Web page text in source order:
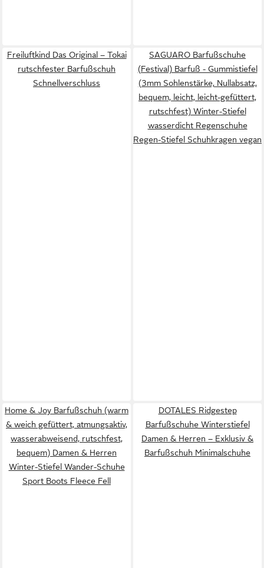
Freiluftkind Das Original – Tokai
rutschfester Barfußschuh
Schnellverschluss
SAGUARO Barfußschuhe
(Festival) Barfuß - Gummistiefel
(3mm Sohlenstärke, Nullabsatz,
bequem, leicht, leicht-gefüttert,
rutschfest) Winter-Stiefel
wasserdicht Regenschuhe
Regen-Stiefel Schuhkragen vegan
Home & Joy Barfußschuh (warm
& weich gefüttert, atmungsaktiv,
wasserabweisend, rutschfest,
bequem) Damen & Herren
Winter-Stiefel Wander-Schuhe
Sport Boots Fleece Fell
DOTALES Ridgestep
Barfußschuhe Winterstiefel
Damen & Herren – Exklusiv &
Barfußschuh Minimalschuhe